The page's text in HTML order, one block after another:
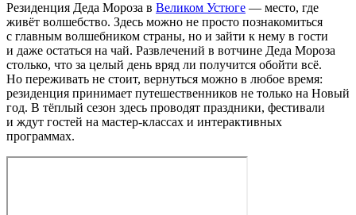
Резиденция Деда Мороза в Великом Устюге — место, где
живёт волшебство. Здесь можно не просто познакомиться
с главным волшебником страны, но и зайти к нему в гости
и даже остаться на чай. Развлечений в вотчине Деда Мороза
столько, что за целый день вряд ли получится обойти всё.
Но переживать не стоит, вернуться можно в любое время:
резиденция принимает путешественников не только на Новый
год. В тёплый сезон здесь проводят праздники, фестивали
и ждут гостей на мастер‑классах и интерактивных
программах.